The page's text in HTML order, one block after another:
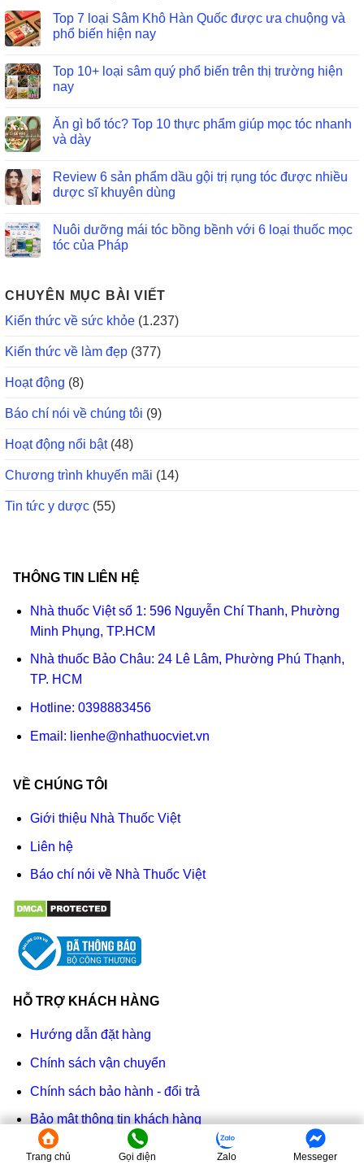
Top 7 loại Sâm Khô Hàn Quốc được ưa chuộng và
phổ biến hiện nay
Top 10+ loại sâm quý phổ biến trên thị trường hiện
nay
Ăn gì bổ tóc? Top 10 thực phẩm giúp mọc tóc nhanh
và dày
Review 6 sản phẩm dầu gội trị rụng tóc được nhiều
dược sĩ khuyên dùng
Nuôi dưỡng mái tóc bồng bềnh với 6 loại thuốc mọc
tóc của Pháp
CHUYÊN MỤC BÀI VIẾT
Kiến thức về sức khỏe (1.237)
Kiến thức về làm đẹp (377)
Hoạt động (8)
Báo chí nói về chúng tôi (9)
Hoạt động nổi bật(48)
Chương trình khuyến mãi (14)
Tin tức y dược (55)
THÔNG TIN LIÊN HỆ
Nhà thuốc Việt số 1: 596 Nguyễn Chí Thanh, Phường
Minh Phụng, TP.HCM
Nhà thuốc Bảo Châu: 24 Lê Lâm, Phường Phú Thạnh,
TP. HCM
Hotline: 0398883456
Email: lienhe@nhathuocviet.vn
VỀ CHÚNG TÔI
Giới thiệu Nhà Thuốc Việt
Liên hệ
Báo chí nói về Nhà Thuốc Việt
HỖ TRỢ KHÁCH HÀNG
Hướng dẫn đặt hàng
Chính sách vận chuyển
Chính sách bảo hành - đổi trả
Bảo mật thông tin khách hàng
Chính sách & quy định chung
Trang chủ Gọi điện Zalo Messeger